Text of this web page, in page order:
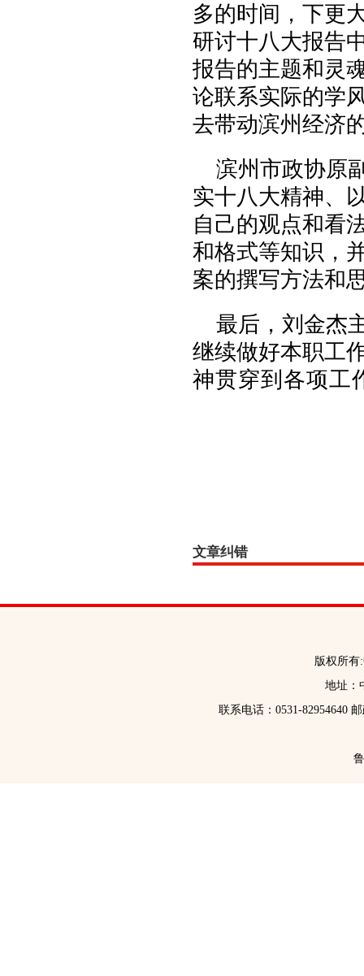
多的时间，下更
研讨十八大报告
报告的主题和灵
论联系实际的学
去带动滨州经济
滨州市政协原
实十八大精神、
自己的观点和看
和格式等知识，
案的撰写方法和
最后，刘金杰
继续做好本职工
神贯穿到各项工
文章纠错
版权所有
地址：
联系电话：0531-82954640